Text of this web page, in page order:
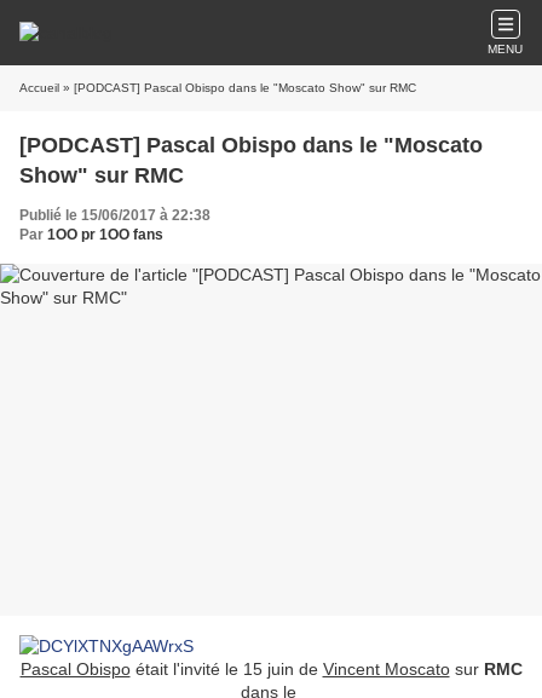
MENU
Accueil » [PODCAST] Pascal Obispo dans le "Moscato Show" sur RMC
[PODCAST] Pascal Obispo dans le "Moscato
Show" sur RMC
Publié le 15/06/2017 à 22:38
Par 1OO pr 1OO fans
Pascal Obispoétait l'invité le 15 juin de Vincent Moscatosur RMC
dans le